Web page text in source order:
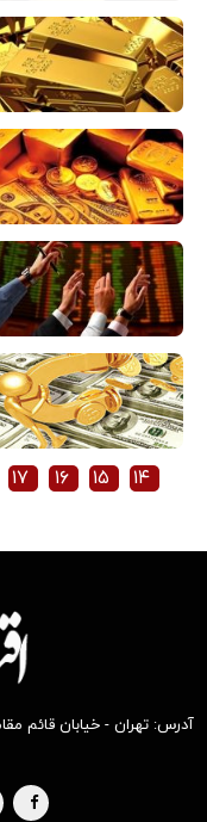
۱۴ ۱۵ ۱۶ ۱۷
آدرس: تهران - خیابان قائم